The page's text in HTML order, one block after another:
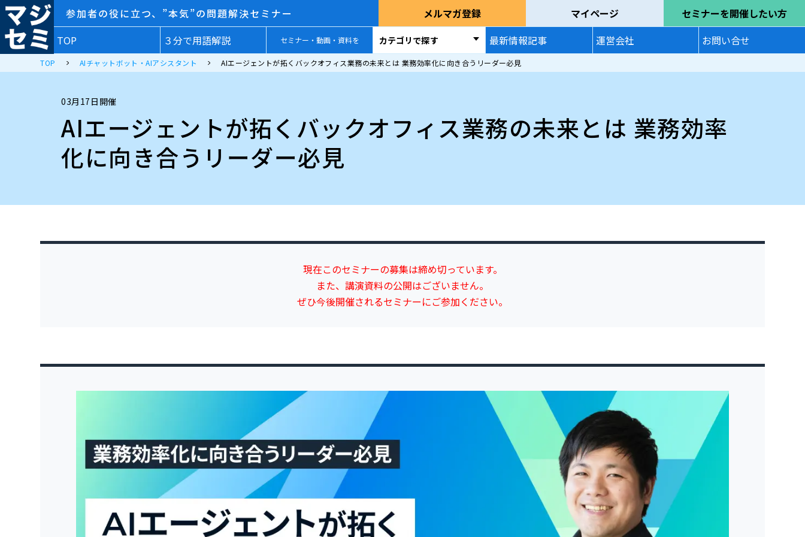
参加者の役に立つ、”本気”の問題解決セミナー メルマガ登録 マイページ
セミナーを開催したい方
TOP
３分で用語解説 セミナー・動画・資料を カテゴリで探す 最新情報記事 運営会社 お問い合せ
TOP AIチャットボット・AIアシスタント AIエージェントが拓くバックオフィス業務の未来とは 業務効率化に向き合うリーダー必見
03月17日開催
AIエージェントが拓くバックオフィス業務の未来とは 業務効率
化に向き合うリーダー必見
現在このセミナーの募集は締め切っています。
また、講演資料の公開はございません。
ぜひ今後開催されるセミナーにご参加ください。